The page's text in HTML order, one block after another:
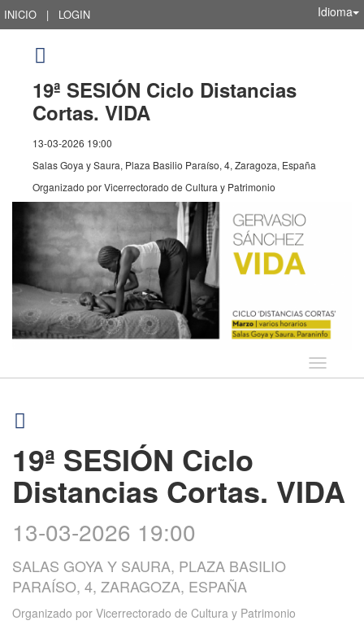
INICIO | LOGIN Idioma
19ª SESIÓN Ciclo Distancias
Cortas. VIDA
13-03-2026 19:00
Salas Goya y Saura, Plaza Basilio Paraíso, 4, Zaragoza, España
Organizado porVicerrectorado de Cultura y Patrimonio
Idioma
19ª SESIÓN Ciclo
Distancias Cortas. VIDA
13-03-2026 19:00
SALAS GOYA Y SAURA, PLAZA BASILIO
PARAÍSO, 4, ZARAGOZA, ESPAÑA
Organizado por Vicerrectorado de Cultura y Patrimonio